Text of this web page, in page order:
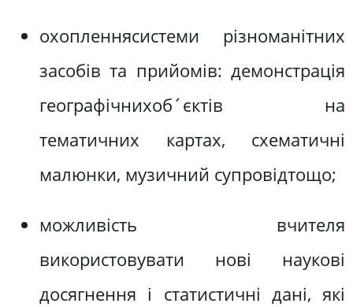
охопленнясистеми різноманітних
засобів та прийомів: демонстрація
географічнихоб´єктів на
тематичних картах, схематичні
малюнки, музичний супровідтощо;
можливість вчителя
використовувати нові наукові
досягнення і статистичні дані, які